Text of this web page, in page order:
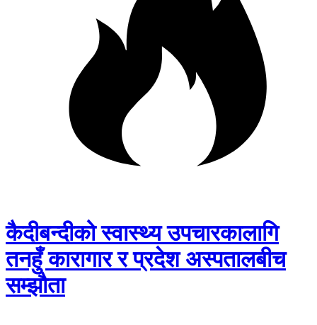
कैदीबन्दीको स्वास्थ्य उपचारकालागि
तनहुँ कारागार र प्रदेश अस्पतालबीच
सम्झौता